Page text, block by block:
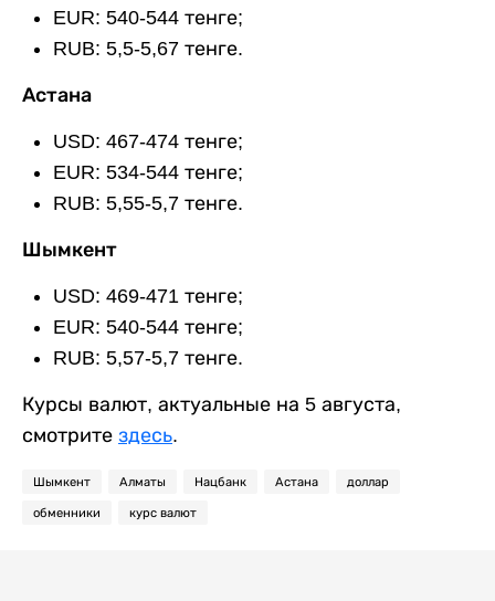
EUR: 540-544 тенге;
RUB: 5,5-5,67 тенге.
Астана
USD: 467-474 тенге;
EUR: 534-544 тенге;
RUB: 5,55-5,7 тенге.
Шымкент
USD: 469-471 тенге;
EUR: 540-544 тенге;
RUB: 5,57-5,7 тенге.
Курсы валют, актуальные на 5 августа,
смотрите здесь.
Шымкент Алматы Нацбанк Астана доллар
обменники курс валют